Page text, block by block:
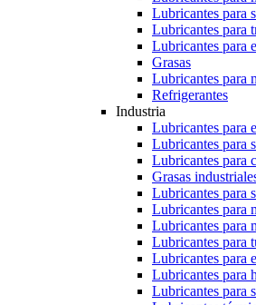
Lubricantes para
Lubricantes para
Lubricantes para
Grasas
Lubricantes para
Refrigerantes
Industria
Lubricantes para
Lubricantes para
Lubricantes para
Grasas
Lubricantes para
Lubricantes para
Lubricantes para
Lubricantes para
Lubricantes para
Lubricantes para
Lubricantes para